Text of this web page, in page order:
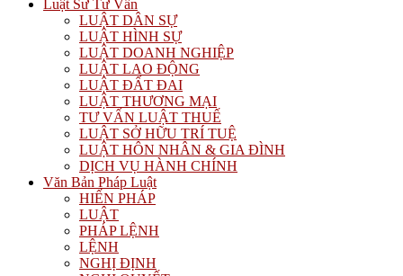
Luật Sư Tư Vấn
LUẬT DÂN SỰ
LUẬT HÌNH SỰ
LUẬT DOANH NGHIỆP
LUẬT LAO ĐỘNG
LUẬT ĐẤT ĐAI
LUẬT THƯƠNG MẠI
TƯ VẤN LUẬT THUẾ
LUẬT SỞ HỮU TRÍ TUỆ
LUẬT HÔN NHÂN & GIA ĐÌNH
DỊCH VỤ HÀNH CHÍNH
Văn Bản Pháp Luật
HIẾN PHÁP
LUẬT
PHÁP LỆNH
LỆNH
NGHỊ ĐỊNH